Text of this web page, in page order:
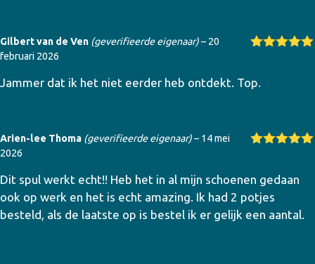
Gilbert van de Ven (geverifieerde eigenaar)– 20
februari 2026
Jammer dat ik het niet eerder heb ontdekt. Top.
Arien-lee Thoma (geverifieerde eigenaar)– 14 mei
2026
Dit spul werkt echt!! Heb het in al mijn schoenen gedaan
ook op werk en het is echt amazing. Ik had 2 potjes
besteld, als de laatste op is bestel ik er gelijk een aantal.